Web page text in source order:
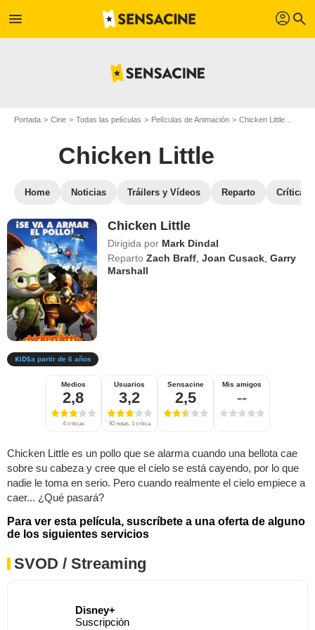
menu profil search
Portada Cine Todas las películas Películas de Animación Chicken Little
Chicken Little
Home Noticias Tráilers y Vídeos Reparto Críticas
Chicken Little
Dirigida por Mark Dindal
Reparto Zach Braff ,Joan Cusack ,Garry
Marshall
a partir de 6 años
Medios
2,8
4 críticas
Usuarios
3,2
92 notas, 1 crítica
Sensacine
2,5
Mis amigos
--
Chicken Little es un pollo que se alarma cuando una bellota cae
sobre su cabeza y cree que el cielo se está cayendo, por lo que
nadie le toma en serio. Pero cuando realmente el cielo empiece a
caer... ¿Qué pasará?
Para ver esta película, suscríbete a una oferta de alguno
de los siguientes servicios
SVOD / Streaming
Disney+
Suscripción